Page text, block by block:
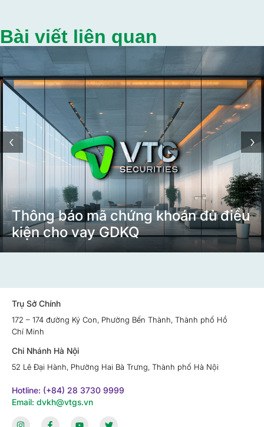
Bài viết liên quan
Thông báo mã chứng khoán đủ điều
kiện cho vay GDKQ
‹ ›
Trụ Sở Chính
172 – 174 đường Ký Con, Phường Bến Thành, Thành phố Hồ
Chí Minh
Chi Nhánh Hà Nội
52 Lê Đại Hành, Phường Hai Bà Trưng, Thành phố Hà Nội
Hotline: (+84) 28 3730 9999
Email: dvkh@vtgs.vn